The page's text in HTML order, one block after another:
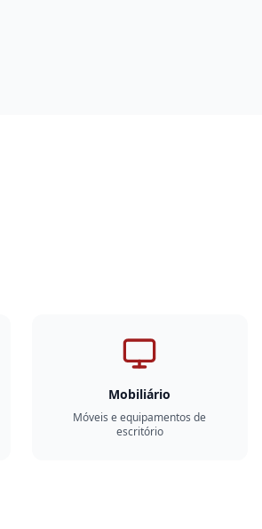
Mobiliário
Móveis e equipamentos de
escritório